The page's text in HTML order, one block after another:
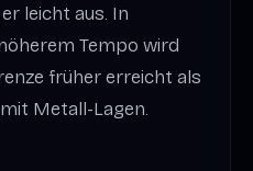
leicht aus. In
Tempo wird
früher erreicht als
Metall-Lagen.